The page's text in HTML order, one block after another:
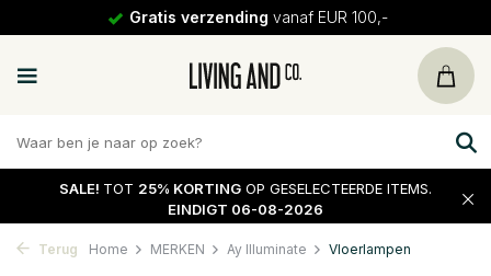
Gratis verzending vanaf EUR 100,-
SALE! TOT 25% KORTING OP GESELECTEERDE ITEMS.
EINDIGT 06-08-2026
Terug Home MERKEN Ay Illuminate Vloerlampen